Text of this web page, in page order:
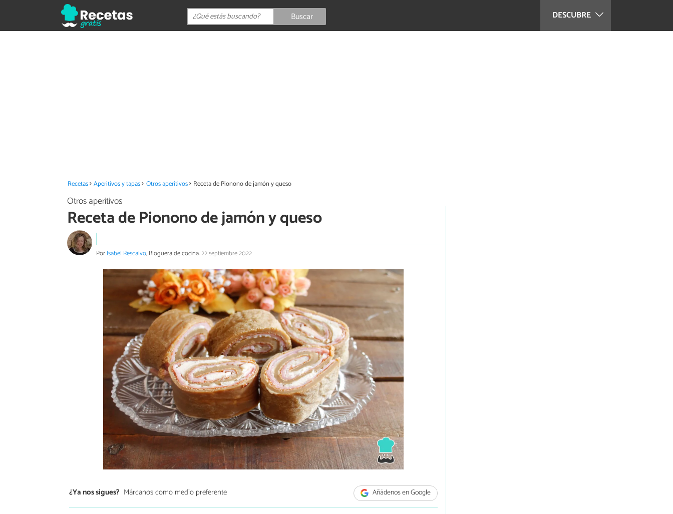
DESCUBRE
Buscar
Recetas Aperitivos y tapas Otros aperitivos Receta de Pionono de jamón y queso
Otros aperitivos
Receta de Pionono de jamón y queso
PorIsabel Rescalvo, Bloguera de cocina.22 septiembre 2022
¿Ya nos sigues? Márcanos como medio preferente Añádenos en Google